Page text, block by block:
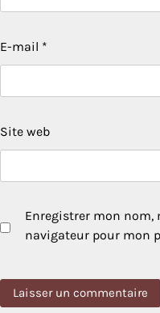
E-mail *
Site web
Enregistrer mon nom,
navigateur pour mon